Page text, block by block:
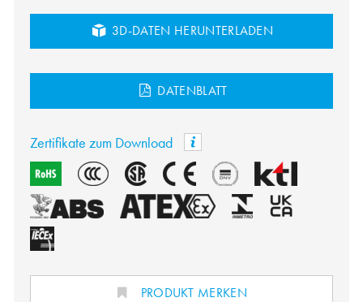
3D-DATEN HERUNTERLADEN
DATENBLATT
Zertifikate zum Download
PRODUKT MERKEN